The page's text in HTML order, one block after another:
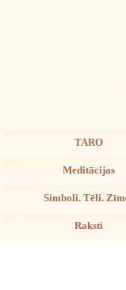
TARO
Meditācijas
Simboli. Tēli.
Raksti